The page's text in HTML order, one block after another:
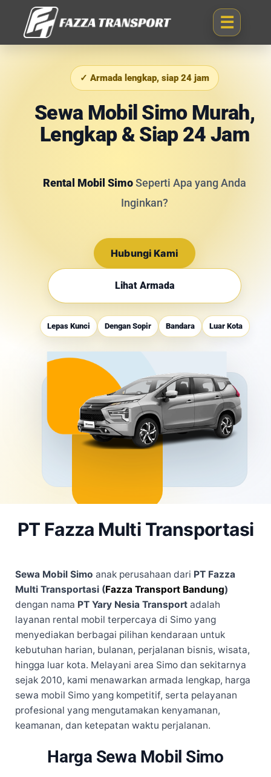
✓ Armada lengkap, siap 24 jam
Sewa Mobil Simo Murah,
Lengkap & Siap 24 Jam
Rental Mobil SimoSeperti Apa yang Anda
Inginkan?
Hubungi Kami
Lihat Armada
Lepas Kunci Dengan Sopir Bandara Luar Kota
PT Fazza Multi Transportasi
Sewa Mobil Simo anak perusahaan dari PT Fazza
Multi Transportasi (Fazza Transport Bandung)
dengan nama PT Yary Nesia Transport adalah
layanan rental mobil terpercaya di Simo yang
menyediakan berbagai pilihan kendaraan untuk
kebutuhan harian, bulanan, perjalanan bisnis, wisata,
hingga luar kota. Melayani area Simo dan sekitarnya
sejak 2010, kami menawarkan armada lengkap, harga
sewa mobil Simo yang kompetitif, serta pelayanan
profesional yang mengutamakan kenyamanan,
keamanan, dan ketepatan waktu perjalanan.
Harga Sewa Mobil Simo